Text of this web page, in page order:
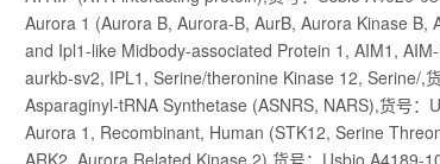
Aurora 1 (Aurora B, Aurora-B, AurB, Aurora Kinase B,
and Ipl1-like Midbody-associated Protein 1, AIM1,
aurkb-sv2, IPL1, Serine/theronine Kinase 12, Serine/,
Asparaginyl-tRNA Synthetase (ASNRS, NARS),货号
Aurora 1, Recombinant, Human (STK12, Serine
ARK2, Aurora Related Kinase 2),货号：Usbio A4189-